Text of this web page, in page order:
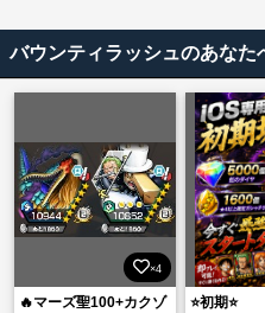
バウンティラッシュのあなた
×4
🔥マーズ聖100+カクゾ
⭐初期⭐